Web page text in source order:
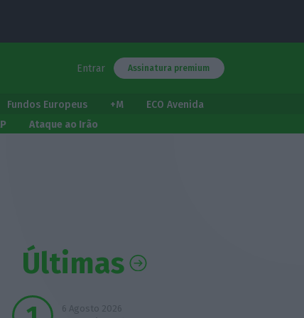
Entrar Assinatura premium
Fundos Europeus +M
ECO Avenida
Ataque ao Irão
Últimas
6 Agosto 2026